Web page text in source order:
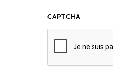
CAPTCHA